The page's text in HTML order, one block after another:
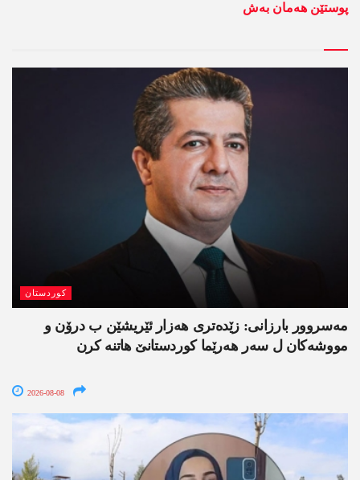
پوستێن ھەمان بەش
کوردستان
مەسروور بارزانی: زێدەتری ھەزار ئێریشێن ب درۆن و
مووشەکان ل سەر ھەرێما کوردستانێ ھاتنە کرن
2026-08-08